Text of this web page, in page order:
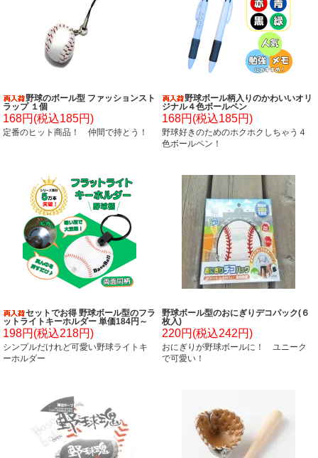
野球のボール型 ファッションスト
ラップ １個
168円(税込185円)
定番のヒット商品！ 仲間で持とう！
野球ボール柄入りのかわいいオリ
ジナル４色ボールペン
168円(税込185円)
野球好きのためのホクホクしちゃう４
色ボールペン！
セットでお得 野球ボール型のフラ
ットライトキーホルダー 単価184円～
198円(税込218円)
シンプルだけれど可愛い野球ライトキ
ーホルダー
野球ボール型のおにぎりデコパック(６
枚入)
220円(税込242円)
おにぎりが野球ボールに！ ユニーク
で可愛い！